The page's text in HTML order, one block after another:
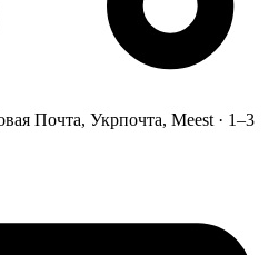
Почта, Укрпочта, Meest · 1–3